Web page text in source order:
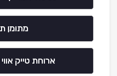
מתומן
ארוחת טייק